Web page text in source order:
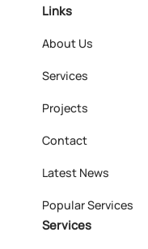
Links
About Us
Services
Projects
Contact
Latest News
Popular Services
Services